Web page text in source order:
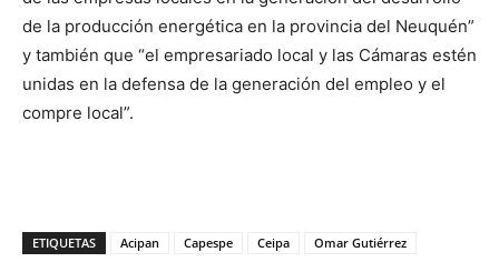
de la producción energética en la provincia del Neuquén”
y también que “el empresariado local y las Cámaras estén
unidas en la defensa de la generación del empleo y el
compre local”.
ETIQUETAS Acipan Capespe Ceipa Omar Gutiérrez